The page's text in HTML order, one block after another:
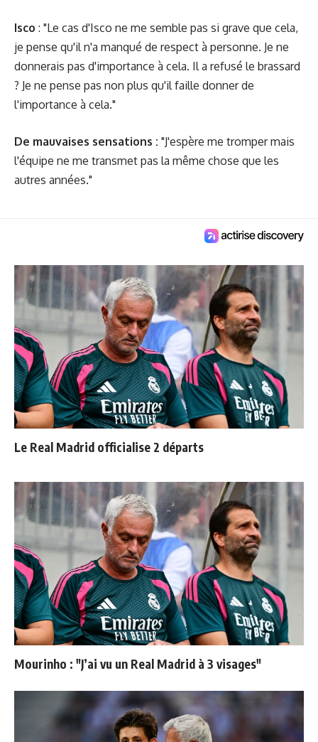
Isco : "Le cas d'Isco ne me semble pas si grave que cela,
je pense qu'il n'a manqué de respect à personne. Je ne
donnerais pas d'importance à cela. Il a refusé le brassard
? Je ne pense pas non plus qu'il faille donner de
l'importance à cela."
De mauvaises sensations : "J'espère me tromper mais
l'équipe ne me transmet pas la même chose que les
autres années."
Le Real Madrid officialise 2 départs
Mourinho : "J’ai vu un Real Madrid à 3 visages"